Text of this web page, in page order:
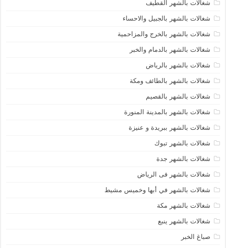
شغالات بالشهر القطيف
شغالات بالشهر بالجبيل والاحساء
شغالات بالشهر بالخرج والمزاحمية
شغالات بالشهر بالدمام والخبر
شغالات بالشهر بالرياض
شغالات بالشهر بالطائف ومكة
شغالات بالشهر بالقصيم
شغالات بالشهر بالمدينة المنورة
شغالات بالشهر ببريدة و عنيزة
شغالات بالشهر تبوك
شغالات بالشهر جدة
شغالات بالشهر فى الرياض
شغالات بالشهر في أبها وخميس مشيط
شغالات بالشهر مكة
شغالات بالشهر ينبع
صباغ الخبر